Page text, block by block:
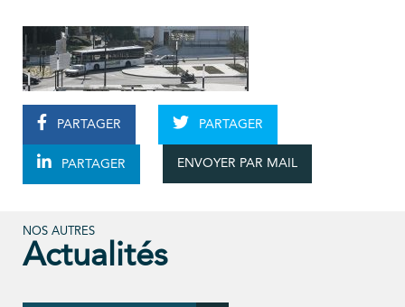
PARTAGER PARTAGER
PARTAGER ENVOYER PAR MAIL
NOS AUTRES
Actualités